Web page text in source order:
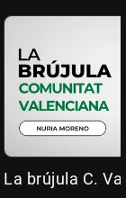
La brújula C.